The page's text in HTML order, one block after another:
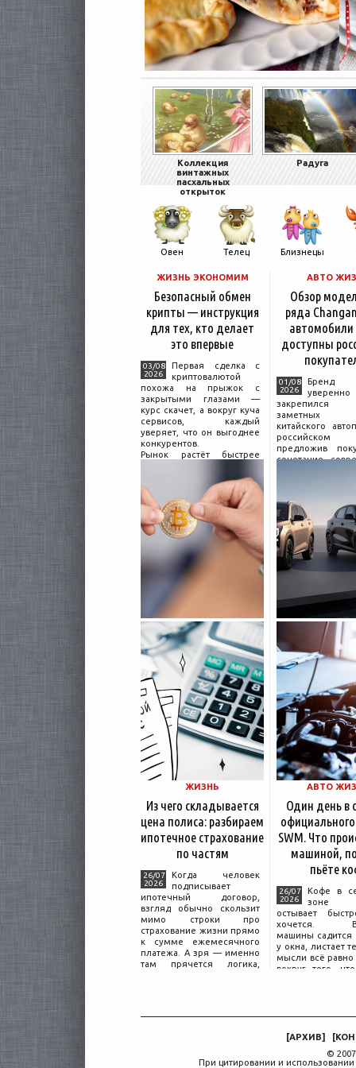
Коллекция
винтажных
пасхальных
открыток
Радуга
Овен Телец Близнецы
ЖИЗНЬ ЭКОНОМИМ
Безопасный обмен
крипты — инструкция
для тех, кто делает
это впервые
03/08
2026
Первая сделка с
криптовалютой
похожа на прыжок с
закрытыми глазами —
курс скачет, а вокруг куча
сервисов, каждый
уверяет, что он выгоднее
конкурентов.
Рынок растёт быстрее
поведения на нём.
Петербургские
криптообменники,
московские
АВТО
Обзор
ряда
автомобили
доступны
01/08
2026
Бренд
уверенно
закрепился
заметных
китайского
российском
предложив
сочетание
насчитывает
десятилетий
ЖИЗНЬ
Из чего складывается
цена полиса: разбираем
ипотечное страхование
по частям
26/07
2026
Когда человек
подписывает
ипотечный договор,
взгляд обычно скользит
мимо строки про
страхование жизни прямо
к сумме ежемесячного
платежа. А зря — именно
там прячется логика,
АВТО
Один день в
SWM. Что
машиной,
пьёте
26/07
2026
Кофе в
зоне
остывает
хочется.
машины садится
у окна, листает
мысли всё равно
вокруг того,
[АРХИВ] [
©
При цитировании и